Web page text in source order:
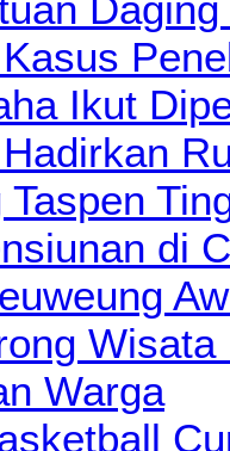
Ikut
Taspen
di
Warga